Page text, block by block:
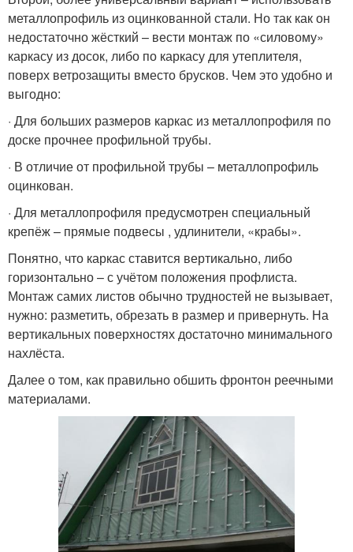
металлопрофиль из оцинкованной стали. Но так как он
недостаточно жёсткий – вести монтаж по «силовому»
каркасу из досок, либо по каркасу для утеплителя,
поверх ветрозащиты вместо брусков. Чем это удобно и
выгодно:
· Для больших размеров каркас из металлопрофиля по
доске прочнее профильной трубы.
· В отличие от профильной трубы – металлопрофиль
оцинкован.
· Для металлопрофиля предусмотрен специальный
крепёж – прямые подвесы , удлинители, «крабы».
Понятно, что каркас ставится вертикально, либо
горизонтально – с учётом положения профлиста.
Монтаж самих листов обычно трудностей не вызывает,
нужно: разметить, обрезать в размер и привернуть. На
вертикальных поверхностях достаточно минимального
нахлёста.
Далее о том, как правильно обшить фронтон реечными
материалами.